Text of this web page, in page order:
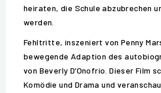
heiraten, die Schule abzubrechen
werden.
Fehltritte, inszeniert von Penny
bewegende Adaption des
von Beverly D’Onofrio. Dieser Film
Komödie und Drama und